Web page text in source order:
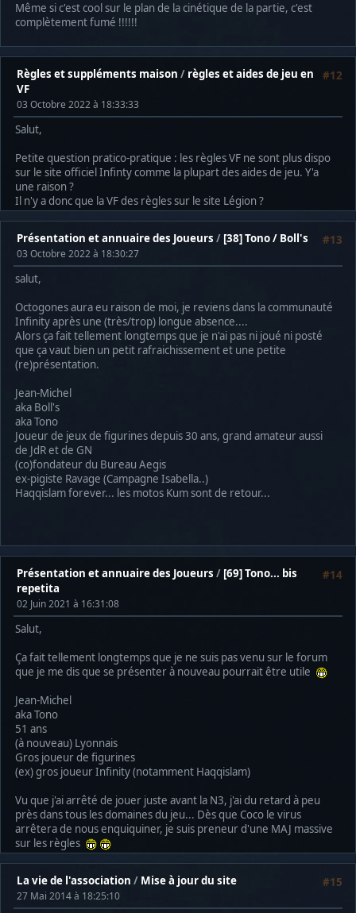
Même si c'est cool sur le plan de la cinétique de la partie, c'est
complètement fumé !!!!!!
#12
Règles et suppléments maison / règles et aides de jeu en
VF
03 Octobre 2022 à 18:33:33
Salut,
Petite question pratico-pratique : les règles VF ne sont plus dispo
sur le site officiel Infinty comme la plupart des aides de jeu. Y'a
une raison ?
Il n'y a donc que la VF des règles sur le site Légion ?
#13
Présentation et annuaire des Joueurs / [38] Tono / Boll's
03 Octobre 2022 à 18:30:27
salut,
Octogones aura eu raison de moi, je reviens dans la communauté
Infinity après une (très/trop) longue absence....
Alors ça fait tellement longtemps que je n'ai pas ni joué ni posté
que ça vaut bien un petit rafraichissement et une petite
(re)présentation.
Jean-Michel
aka Boll's
aka Tono
Joueur de jeux de figurines depuis 30 ans, grand amateur aussi
de JdR et de GN
(co)fondateur du Bureau Aegis
ex-pigiste Ravage (Campagne Isabella..)
Haqqislam forever... les motos Kum sont de retour...
#14
Présentation et annuaire des Joueurs / [69] Tono... bis
repetita
02 Juin 2021 à 16:31:08
Salut,
Ça fait tellement longtemps que je ne suis pas venu sur le forum
que je me dis que se présenter à nouveau pourrait être utile
Jean-Michel
aka Tono
51 ans
(à nouveau) Lyonnais
Gros joueur de figurines
(ex) gros joueur Infinity (notamment Haqqislam)
Vu que j'ai arrêté de jouer juste avant la N3, j'ai du retard à peu
près dans tous les domaines du jeu... Dès que Coco le virus
arrêtera de nous enquiquiner, je suis preneur d'une MAJ massive
sur les règles
#15
La vie de l'association / Mise à jour du site
27 Mai 2014 à 18:25:10